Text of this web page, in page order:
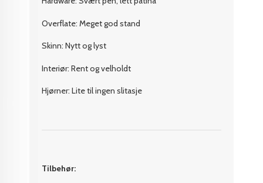
Overflate: Meget god stand
Skinn: Nytt og lyst
Interiør: Rent og velholdt
Hjørner: Lite til ingen slitasje
Tilbehør: